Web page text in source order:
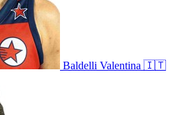
Baldelli Valentina 🇮🇹